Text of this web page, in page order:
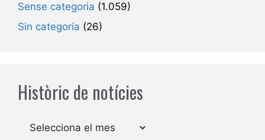
Sense categoria (1.059)
Sin categoría (26)
Històric de notícies
Arxius